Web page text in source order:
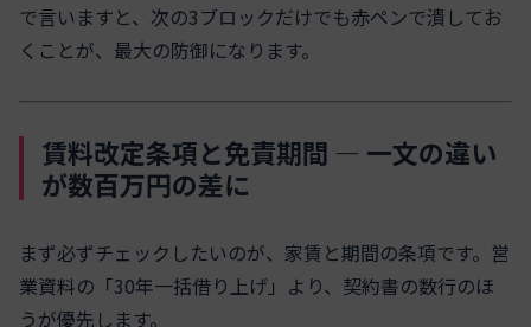
で言いますと、次の3ブロックだけでも赤ペンで潰してお
くことが、最大の防御になります。
賃料改定条項と免責期間 ― 一文の違い
が数百万円の差に
まず必ずチェックしたいのが、家賃と期間の条項です。営
業資料の「30年一括借り上げ」より、契約書の数行のほ
うが優先します。